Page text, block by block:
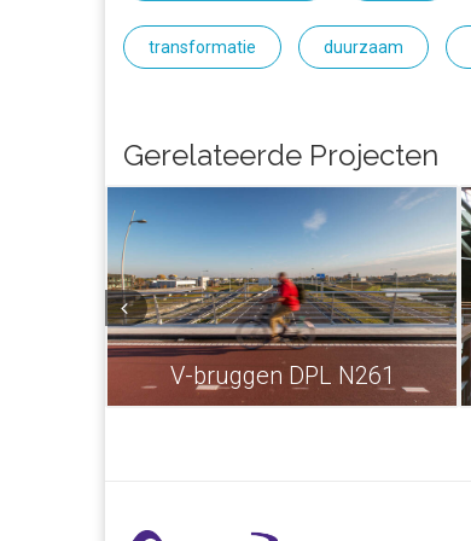
transformatie duurzaam
Gerelateerde Projecten
V-bruggen DPL N261